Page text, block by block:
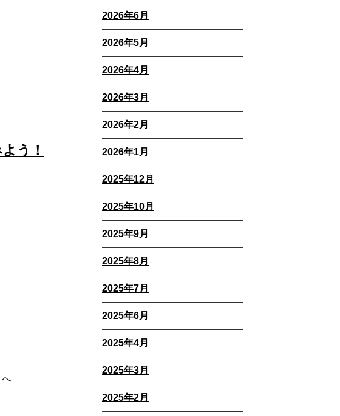
う！
へ
2026年6月
2026年5月
2026年4月
2026年3月
2026年2月
2026年1月
2025年12月
2025年10月
2025年9月
2025年8月
2025年7月
2025年6月
2025年4月
2025年3月
2025年2月